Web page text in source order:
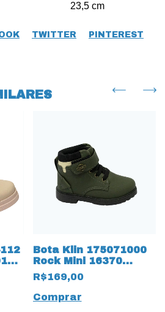
cm
TWITTER PINTEREST
Bota Klin 175071000
Rock Mini 16370
Verde Oliva
R$169,00
Comprar